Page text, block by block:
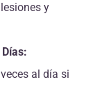
y
al día si